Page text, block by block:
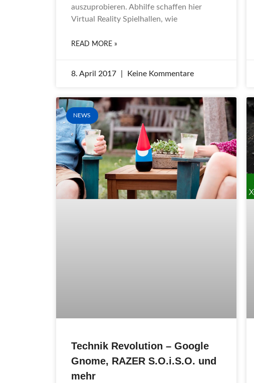
auszuprobieren. Abhilfe schaffen hier
Virtual Reality Spielhallen, wie
READ MORE »
8. April 2017 Keine Kommentare
NEWS
Technik Revolution – Google
Gnome, RAZER S.O.i.S.O. und
mehr